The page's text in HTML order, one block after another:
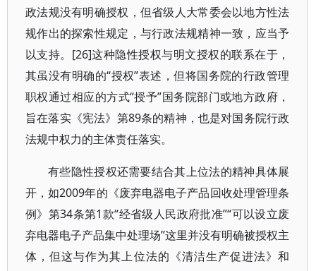
政法规没有明确授权，但省级人大常委会以地方性法
规作出的探索性规定，与行政法规精神一致，应当予
以支持。[26]这种隐性授权与明文授权的联系在于，
其虽没有明确的“授权”表述，但将国务院的行政管理
职权通过相应的方式“授予”国务院部门或地方政府，
旨在落实《宪法》第89条的精神，也是对国务院行政
法规中权力的主体责任落实。
有些隐性授权还需要结合其上位法的精神具体展
开，如2009年的《废弃电器电子产品回收处理管理条
例》第34条第1款“经省级人民政府批准”“可以设立废
弃电器电子产品集中处理场”这里并没有明确被授权主
体，但这与作为其上位法的《清洁生产促进法》和